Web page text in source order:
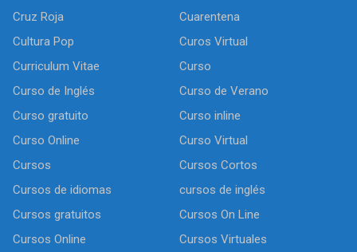
Cruz Roja
Cuarentena
Cultura Pop
Curos Virtual
Curriculum Vitae
Curso
Curso de Inglés
Curso de Verano
Curso gratuito
Curso inline
Curso Online
Curso Virtual
Cursos
Cursos Cortos
Cursos de idiomas
cursos de inglés
Cursos gratuitos
Cursos On Line
Cursos Online
Cursos Virtuales